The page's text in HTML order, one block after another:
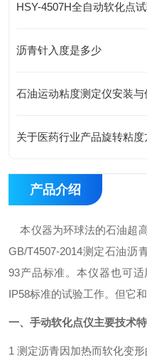
HSY-4507H全自动软化点
沥青针入度是多少
石油运动粘度测定仪安装与
关于医药行业产品旋转粘度
产品介绍
本仪器为环球法的石油超
GB/T4507-2014测定石油沥
93产品标准。本仪器也可
IP58标准的试验工作。但它
一、 手动软化点仪主要技术特
1 测定沥青因加热而软化变形